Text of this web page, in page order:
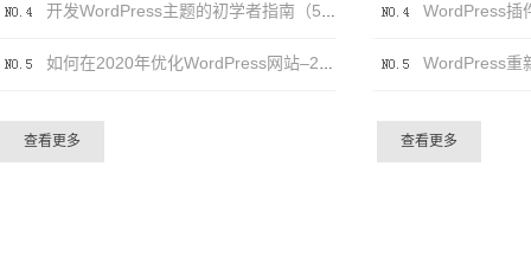
开发WordPress主题的初学者指南（5个步骤）
如何在2020年优化WordPress网站–20个（可行）技巧
查看更多
WordPress插
查看更多